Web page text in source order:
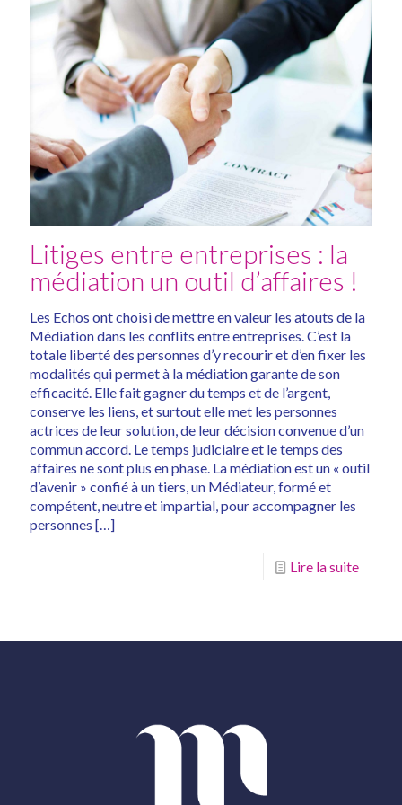
Litiges entre entreprises : la
médiation un outil d’affaires !
Les Echos ont choisi de mettre en valeur les atouts de la
Médiation dans les conflits entre entreprises. C’est la
totale liberté des personnes d’y recourir et d’en fixer les
modalités qui permet à la médiation garante de son
efficacité. Elle fait gagner du temps et de l’argent,
conserve les liens, et surtout elle met les personnes
actrices de leur solution, de leur décision convenue d’un
commun accord. Le temps judiciaire et le temps des
affaires ne sont plus en phase. La médiation est un « outil
d’avenir » confié à un tiers, un Médiateur, formé et
compétent, neutre et impartial, pour accompagner les
personnes […]
Lire la suite